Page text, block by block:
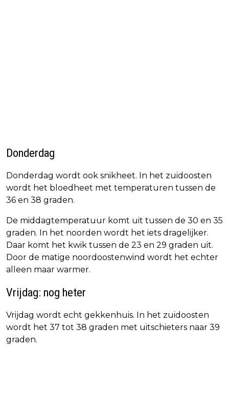
Donderdag
Donderdag wordt ook snikheet. In het zuidoosten
wordt het bloedheet met temperaturen tussen de
36 en 38 graden.
De middagtemperatuur komt uit tussen de 30 en 35
graden. In het noorden wordt het iets dragelijker.
Daar komt het kwik tussen de 23 en 29 graden uit.
Door de matige noordoostenwind wordt het echter
alleen maar warmer.
Vrijdag: nog heter
Vrijdag wordt echt gekkenhuis. In het zuidoosten
wordt het 37 tot 38 graden met uitschieters naar 39
graden.